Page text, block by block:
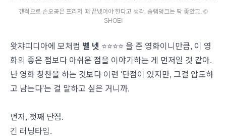
갠적으로 손오공은 프리저 때 끝냈어야 한다고 생각. 슬램덩크는 딱 좋았고. ©
SHOEI
왓챠피디아에 모처럼 별 넷 ⭐️⭐️⭐️⭐️ 을 준 영화이니만큼, 이 영
화의 좋은 점보다 아쉬운 점을 이야기하는 게 먼저일 것 같아.
난 영화 칭찬을 하는 것보다 이런 '단점이 있지만, 그걸 압도하
고 남는다'는 걸 말하고 싶은 거니까.
먼저, 첫째 단점.
긴 러닝타임.